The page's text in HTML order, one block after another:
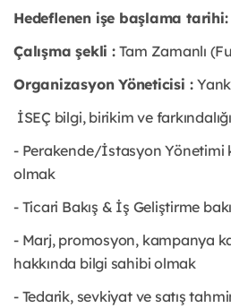
Hedeflenen işe başlama
Çalışma şekli :Tam Zamanlı
Organizasyon Yöneticisi :
İSEÇ bilgi, birikim ve
- Perakende/İstasyon Yönetimi
olmak
- Ticari Bakış & İş Geliştirme
- Marj, promosyon, kampanya
hakkında bilgi sahibi olmak
- Tedarik, sevkiyat ve satış